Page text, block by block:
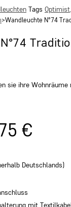
Tags Optimist,
>Wandleuchte N°74
sie ihre
€
Deutschlands)
mit